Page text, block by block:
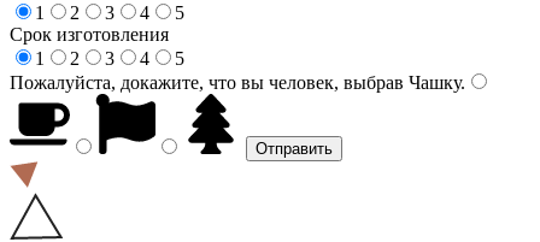
1
2 3 4
5
Срок изготовления
1
2 3 4
5
Пожалуйста, докажите, что вы человек, выбрав Чашку.